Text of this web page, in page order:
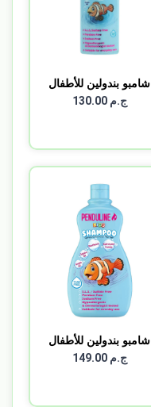
شامبو بندولين للأطفال
6...ج.م 130.00
شامبو بندولين للأطفال
4...ج.م 149.00